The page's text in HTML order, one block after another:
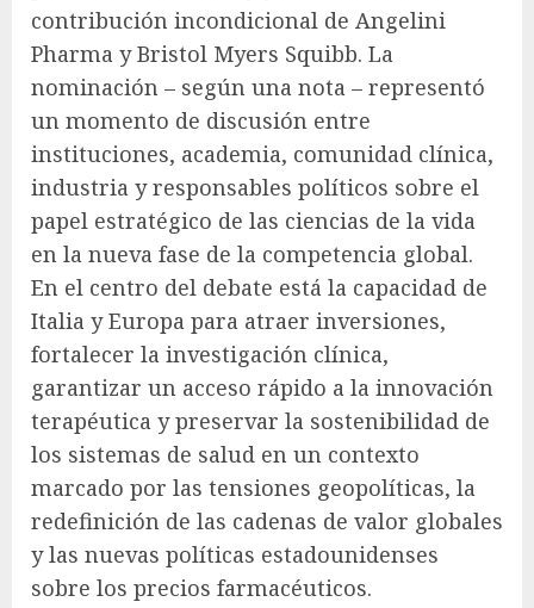
contribución incondicional de Angelini
Pharma y Bristol Myers Squibb. La
nominación – según una nota – representó
un momento de discusión entre
instituciones, academia, comunidad clínica,
industria y responsables políticos sobre el
papel estratégico de las ciencias de la vida
en la nueva fase de la competencia global.
En el centro del debate está la capacidad de
Italia y Europa para atraer inversiones,
fortalecer la investigación clínica,
garantizar un acceso rápido a la innovación
terapéutica y preservar la sostenibilidad de
los sistemas de salud en un contexto
marcado por las tensiones geopolíticas, la
redefinición de las cadenas de valor globales
y las nuevas políticas estadounidenses
sobre los precios farmacéuticos.